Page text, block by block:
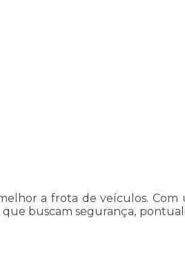
a frota de veículos.
que buscam segurança,